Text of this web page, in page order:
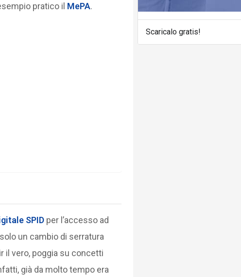
pratico il MePA.
SPIDper l’accesso ad
un cambio di serratura
il vero, poggia su concetti
già da molto tempo era
Scaricalo gratis!